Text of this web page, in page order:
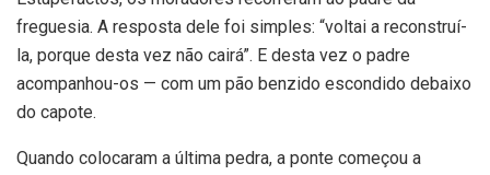
freguesia. A resposta dele foi simples: “voltai a reconstruí-
la, porque desta vez não cairá”. E desta vez o padre
acompanhou-os — com um pão benzido escondido debaixo
do capote.
Quando colocaram a última pedra, a ponte começou a